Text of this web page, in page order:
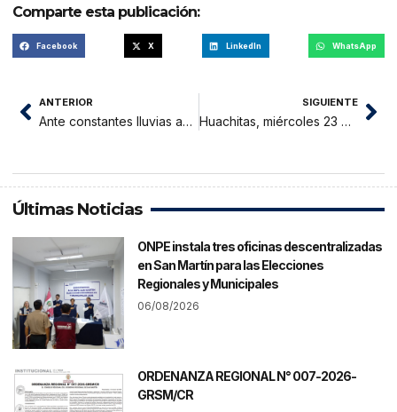
Comparte esta publicación:
Facebook X LinkedIn WhatsApp
ANTERIOR
Ante constantes lluvias aumento casos de dengue en la provincia.
SIGUIENTE
Huachitas, miércoles 23 de marzo 2022
Últimas Noticias
ONPE instala tres oficinas descentralizadas
en San Martín para las Elecciones
Regionales y Municipales
06/08/2026
ORDENANZA REGIONAL N° 007-2026-
GRSM/CR